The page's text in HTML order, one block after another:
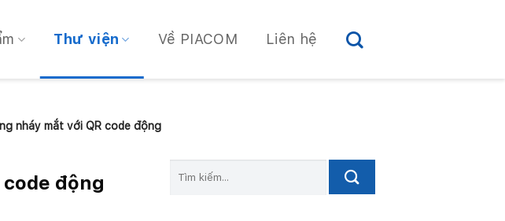
Thư viện Về PIACOM Liên hệ
nháy mắt với QR code động
động